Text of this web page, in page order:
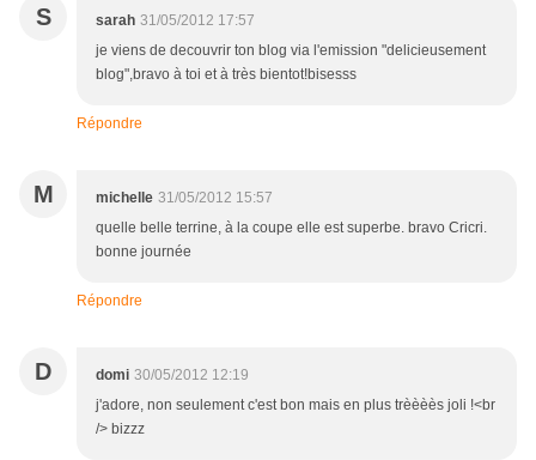
S sarah 31/05/2012 17:57
je viens de decouvrir ton blog via l'emission "delicieusement
blog",bravo à toi et à très bientot!bisesss
Répondre
M michelle 31/05/2012 15:57
quelle belle terrine, à la coupe elle est superbe. bravo Cricri.
bonne journée
Répondre
D domi 30/05/2012 12:19
j'adore, non seulement c'est bon mais en plus trèèèès joli !<br
/> bizzz